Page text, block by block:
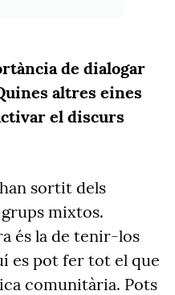
de dialogar
altres eines
el discurs
sortit dels
mixtos.
és la de tenir-los
es pot fer tot el que
comunitària. Pots